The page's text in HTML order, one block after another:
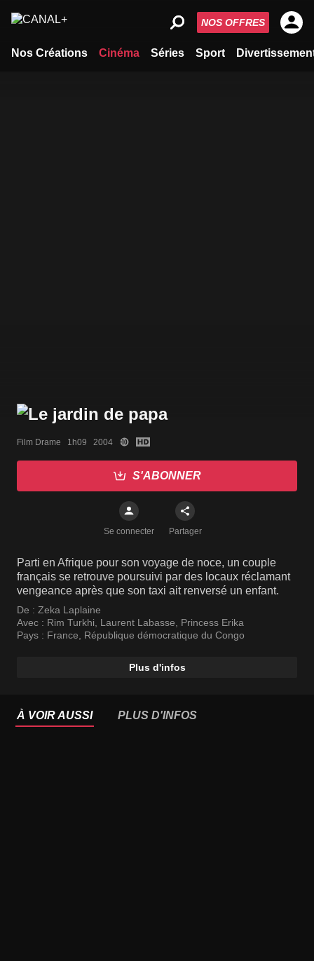
Nos Créations Cinéma Séries Sport
NOS OFFRES
Film Drame   1h09   2004
S'ABONNER
Se connecter Partager
Parti en Afrique pour son voyage de noce, un couple
français se retrouve poursuivi par des locaux réclamant
vengeance après que son taxi ait renversé un enfant.
De : Zeka Laplaine
Avec : Rim Turkhi, Laurent Labasse, Princess Erika
Pays : France, République démocratique du Congo
Plus d'infos
À VOIR AUSSI PLUS D'INFOS